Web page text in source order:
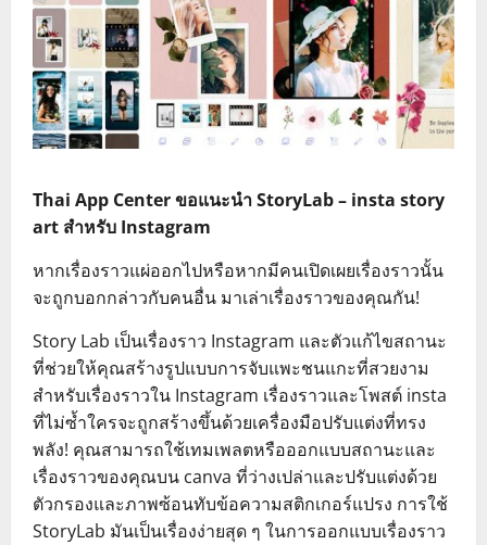
Thai App Center ขอแนะนำ StoryLab – insta story
art สำหรับ Instagram
หากเรื่องราวแผ่ออกไปหรือหากมีคนเปิดเผยเรื่องราวนั้น
จะถูกบอกกล่าวกับคนอื่น มาเล่าเรื่องราวของคุณกัน!
Story Lab เป็นเรื่องราว Instagram และตัวแก้ไขสถานะ
ที่ช่วยให้คุณสร้างรูปแบบการจับแพะชนแกะที่สวยงาม
สำหรับเรื่องราวใน Instagram เรื่องราวและโพสต์ insta
ที่ไม่ซ้ำใครจะถูกสร้างขึ้นด้วยเครื่องมือปรับแต่งที่ทรง
พลัง! คุณสามารถใช้เทมเพลตหรือออกแบบสถานะและ
เรื่องราวของคุณบน canva ที่ว่างเปล่าและปรับแต่งด้วย
ตัวกรองและภาพซ้อนทับข้อความสติกเกอร์แปรง การใช้
StoryLab มันเป็นเรื่องง่ายสุด ๆ ในการออกแบบเรื่องราว